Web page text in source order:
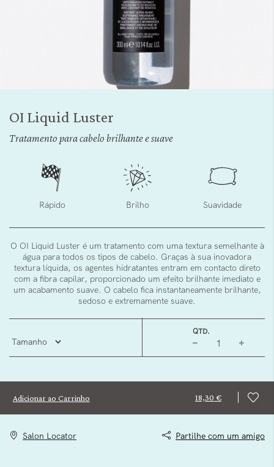
início
OI Liquid Luster
Tratamento para cabelo brilhante e suave
Rápido Brilho Suavidade
O OI Liquid Luster é um tratamento com uma textura semelhante à
água para todos os tipos de cabelo. Graças à sua inovadora
textura líquida, os agentes hidratantes entram em contacto direto
com a fibra capilar, proporcionado um efeito brilhante imediato e
um acabamento suave. O cabelo fica instantaneamente brilhante,
sedoso e extremamente suave.
QTD.
Adicionar ao Carrinho 18,30 €
Salon Locator Partilhe com um amigo